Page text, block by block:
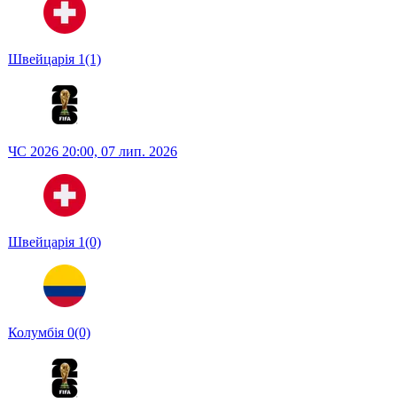
Швейцарія 1(1)
ЧС 2026 20:00, 07 лип. 2026
Швейцарія 1(0)
Колумбія 0(0)